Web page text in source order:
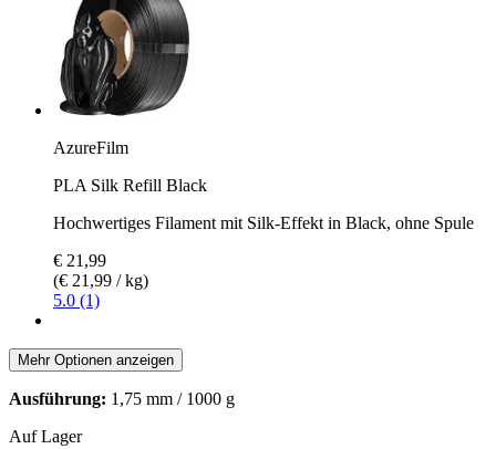
AzureFilm
PLA Silk Refill Black
Hochwertiges Filament mit Silk-Effekt in Black, ohne Spule
€ 21,99
(€ 21,99 / kg)
5.0 (1)
Mehr Optionen anzeigen
Ausführung: 1,75 mm / 1000 g
Auf Lager